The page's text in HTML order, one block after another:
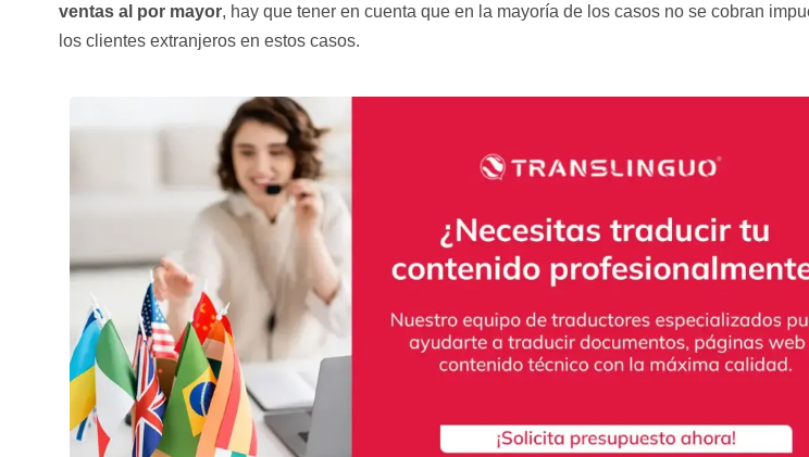
ventas al por mayor, hay que tener en cuenta que en la mayoría de los casos no se cobran
los clientes extranjeros en estos casos.